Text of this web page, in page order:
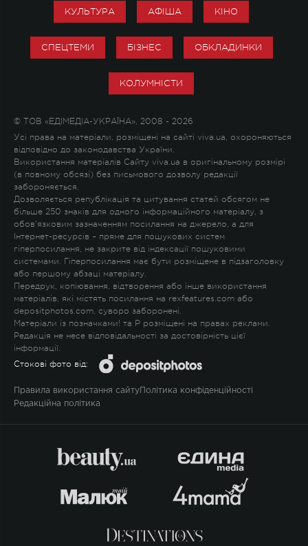
КУЛЬТУРА АФІША КІНО
СПЕЦТЕМИ БІЗНЕС ОБКЛАДИНКИ
КОЛУМНІСТИ
© ТОВ «ЕДІМЕДІА-УКРАЇНА», 2008 - 2026
Усі права на матеріали, розміщені на сайті viva.ua, охороняються
відповідно до законодавства України.
Використання матеріалів Сайту viva.ua в оригінальному розмірі
(в повному обсязі) без письмового дозволу редакції
забороняється.
Дозволяється републікація та цитування статей обсягом не
більше 250 знаків для одного інформаційного матеріалу, з
обов'язковим зазначенням посилання на джерело, а для
Інтернет-ресурсів – пряме для пошукових систем
гіперпосилання, не закрите від індексації пошуковими
системами. Гіперпосилання має бути розміщене в підзаголовку
або першому абзаці матеріалу.
Передрук, копіювання, відтворення або інше використання
матеріалів, які містять посилання на rexfeatures.com або
depositphotos.com, суворо заборонені.
Матеріали із позначками! та P розміщені на правах реклами.
Редакція не несе відповідальності за достовірність цієї
інформації.
Стокові фото від:
Правила використання сайту Політика конфіденційності
Редакційна політика